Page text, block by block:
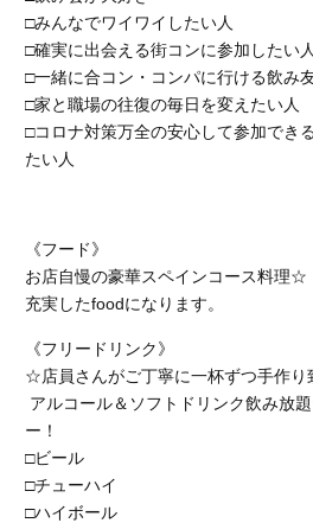
□みんなでワイワイしたい人
□確実に出会える街コンに参加したい人
□一緒に合コン・コンパに行ける飲み
□家と職場の往復の毎日を変えたい人
□コロナ対策万全の安心して参加でき
たい人
《フード》
お店自慢の豪華スペインコース料理☆
充実したfoodになります。
《フリードリンク》
☆店員さんがご丁寧に一杯ずつ手作り
アルコール＆ソフトドリンク飲み放
ー！
□ビール
□チューハイ
□ハイボール